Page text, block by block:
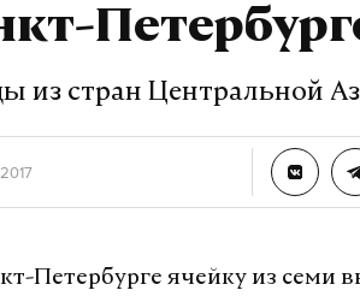
из стран Центральной
Петербурге ячейку из семи